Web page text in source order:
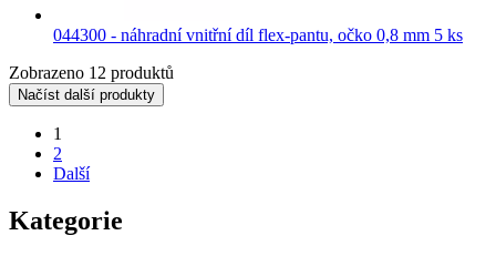
044300 - náhradní vnitřní díl flex-pantu, očko 0,8 mm 5 ks
Zobrazeno 12 produktů
Načíst další produkty
1
2
Další
Kategorie